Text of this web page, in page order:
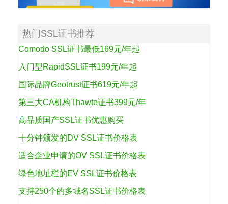
热门SSL证书推荐
Comodo SSL证书最低169元/年起
入门型RapidSSL证书199元/年起
国际品牌Geotrust证书619元/年起
第三大CA机构Thawte证书399元/年
高品质国产SSL证书优惠购买
十分钟颁发的DV SSL证书价格表
适合企业申请的OV SSL证书价格表
绿色地址栏的EV SSL证书价格表
支持250个的多域名SSL证书价格表